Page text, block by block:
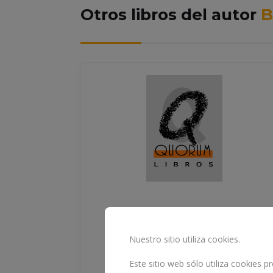
Otros libros del autor
PINTO CON AGUA EN EL
Nuestro sitio utiliza cookies.
Este sitio web sólo utiliza cookies